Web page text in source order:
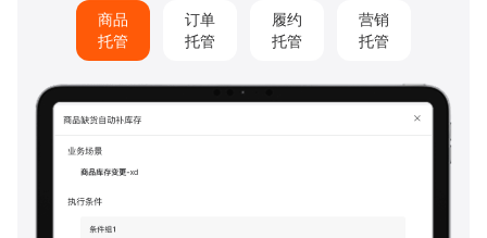
商品缺货自动提醒/自动补库存
订单托管
订单收货信息修改提醒
商品
托管
订单
托管
履约
托管
营销
托管